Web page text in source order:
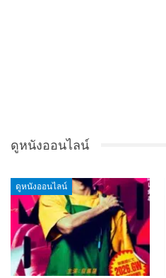
ดูหนังออนไลน์
ดูหนังออนไลน์